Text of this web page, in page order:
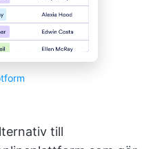
till